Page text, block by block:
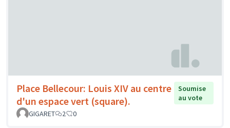
Place Bellecour: Louis XIV au centre
d'un espace vert (square).
Soumise
au vote
GIGARET
2 0